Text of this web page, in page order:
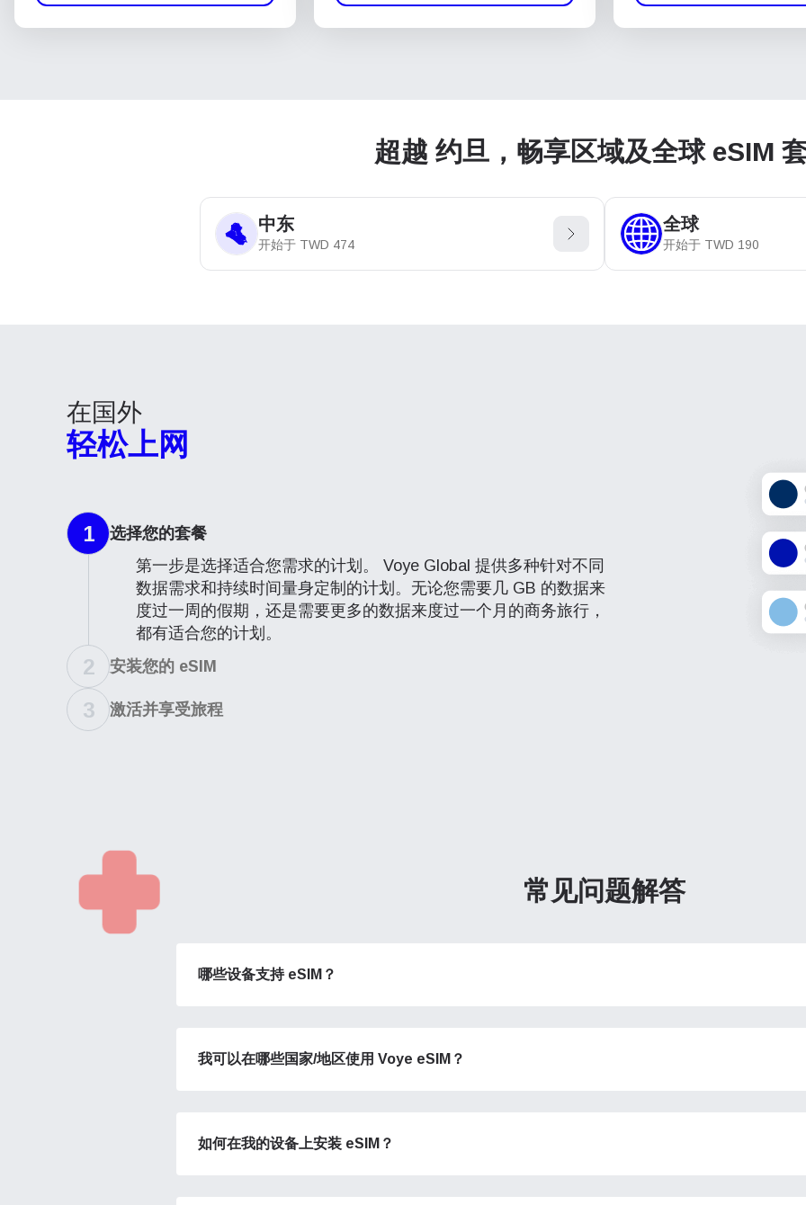
超越 约旦，畅享区域及全球 eSIM
中东
开始于 TWD 474
全球
开始于 TWD 190
在国外
轻松上网
1
选择您的套餐
第一步是选择适合您需求的计划。 Voye Global 提供多种针对不同
数据需求和持续时间量身定制的计划。无论您需要几 GB 的数据来
度过一周的假期，还是需要更多的数据来度过一个月的商务旅行，
都有适合您的计划。
2 安装您的 eSIM
3 激活并享受旅程
常见问题解答
哪些设备支持 eSIM？
我可以在哪些国家/地区使用 Voye eSIM？
如何在我的设备上安装 eSIM？
网络